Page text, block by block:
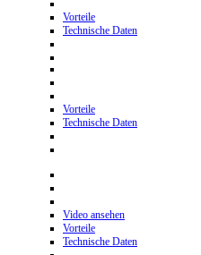
Vorteile
Technische Daten
Vorteile
Technische Daten
Video ansehen
Vorteile
Technische Daten